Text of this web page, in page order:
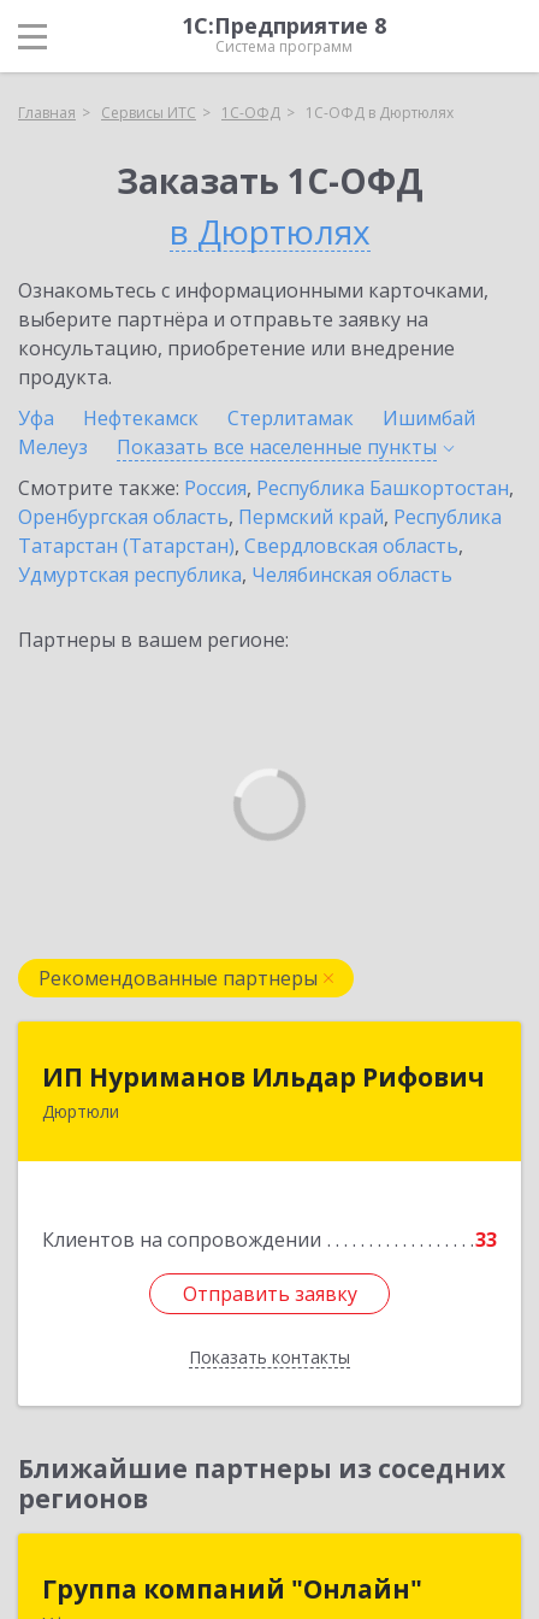
1С:Предприятие 8
Система программ
Главная Сервисы ИТС 1С-ОФД 1С-ОФД в Дюртюлях
Заказать 1С-ОФД
в Дюртюлях
Ознакомьтесь с информационными карточками,
выберите партнёра и отправьте заявку на
консультацию, приобретение или внедрение
продукта.
Уфа
Нефтекамск Стерлитамак
Ишимбай
Мелеуз
Показать все населенные пункты
Смотрите также: Россия, Республика Башкортостан,
Оренбургская область, Пермский край, Республика
Татарстан (Татарстан), Свердловская область,
Удмуртская республика, Челябинская область
Партнеры в вашем регионе:
Рекомендованные партнеры
ИП Нуриманов Ильдар Рифович
Дюртюли
Клиентов на сопровождении 33
Отправить заявку
Показать контакты
ИП Нуриманов Ильдар Рифович
452320, Башкортостан Респ, Дюртюли г,
Отправить заявку
Назад
Ближайшие партнеры из соседних
регионов
Группа компаний "Онлайн"
Группа компаний "Онлайн"